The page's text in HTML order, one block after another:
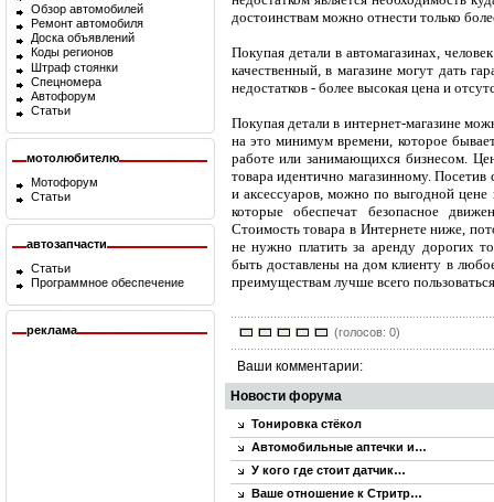
Обзор автомобилей
Ремонт автомобиля
Доска объявлений
Коды регионов
Штраф стоянки
Спецномера
Автофорум
Статьи
мотолюбителю
Мотофорум
Статьи
автозапчасти
Статьи
Программное обеспечение
реклама
достоинствам можно отнести только
Покупая детали в автомагазинах,
качественный, в магазине могут дать
недостатков - более высокая цена и
Покупая детали в интернет-магазине
на это минимум времени, которое
работе или занимающихся бизнесом.
товара идентично магазинному.
и аксессуаров, можно по выгодной
которые обеспечат безопасное
Стоимость товара в Интернете ниже,
не нужно платить за аренду дорогих
быть доставлены на дом клиенту в
преимуществам лучше всего
(голосов: 0)
Ваши комментарии:
Новости форума
Тонировка стёкол
Автомобильные аптечки и…
У кого где стоит датчик…
Ваше отношение к Стритр…